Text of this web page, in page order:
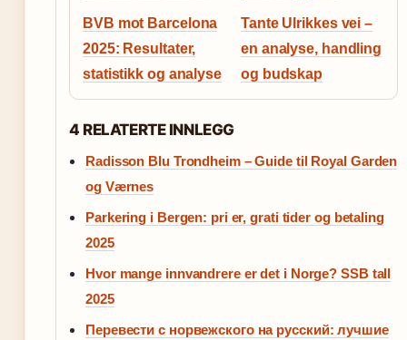
BVB mot Barcelona
2025: Resultater,
statistikk og analyse
Tante Ulrikkes vei –
en analyse, handling
og budskap
4 RELATERTE INNLEGG
Radisson Blu Trondheim – Guide til Royal Garden
og Værnes
Parkering i Bergen: pri er, grati tider og betaling
2025
Hvor mange innvandrere er det i Norge? SSB tall
2025
Перевести с норвежского на русский: лучшие